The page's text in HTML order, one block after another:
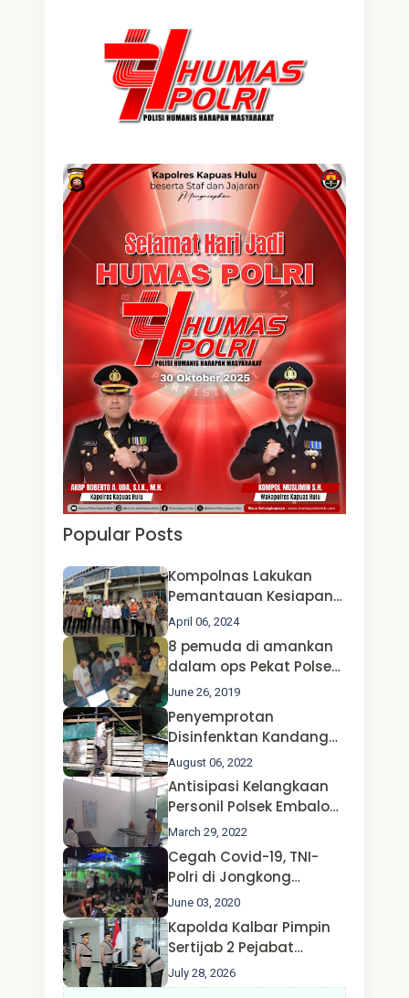
Popular Posts
Kompolnas Lakukan
Pemantauan Kesiapan
Operasi Ketupat 2024 di
Polda Jatim Bersama
Kapolri dan Menteri
Perhubungan
April 06, 2024
8 pemuda di amankan
dalam ops Pekat Polsek
Jongkong
June 26, 2019
Penyemprotan
Disinfenktan Kandang
Ternak Kambing warga
Oleh Satgas Ops Aman
Nusa II Polda Kalbar*
August 06, 2022
Antisipasi Kelangkaan
Personil Polsek Embaloh
Hulu Gencar Lakukan
Pengecekan Oksigen
March 29, 2022
Cegah Covid-19, TNI-
Polri di Jongkong
Himbau Masyarakat
Jangan Kumpul Hinga
Larut Malam.
June 03, 2020
Kapolda Kalbar Pimpin
Sertijab 2 Pejabat
Utama dan 7 Kapolres,
AKBP Wisnu Perdana
July 28, 2026